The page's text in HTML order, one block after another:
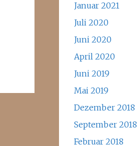
Januar 2021
Juli 2020
Juni 2020
April 2020
Juni 2019
Mai 2019
Dezember 2018
September 2018
Februar 2018